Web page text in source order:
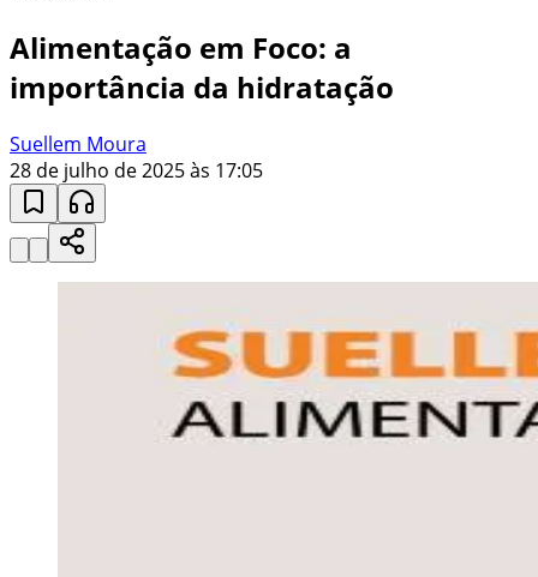
Alimentação em Foco: a
importância da hidratação
Suellem Moura
28 de julho de 2025 às 17:05